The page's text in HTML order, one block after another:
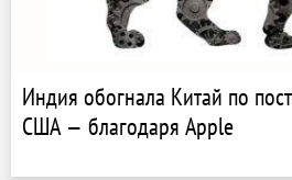
Индия обогнала Китай по
США — благодаря Apple